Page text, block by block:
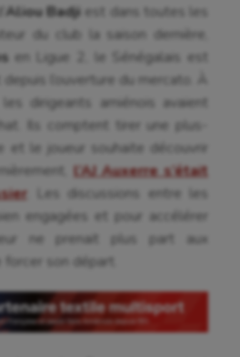
Aliou Badji est dans toutes les
du club la saison dernière,
en Ligue 2, le Sénégalais est
l’ouverture du mercato. À
les dirigeants amiénois avaient
Ils comptent tirer une plus-
et le joueur souhaite découvrir
l’AJ Auxerre s’était
. Les discussions entre les
engagées et pour accélérer
ne prenait plus part aux
son départ.